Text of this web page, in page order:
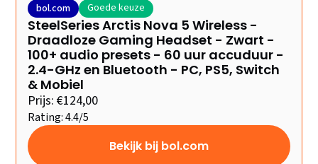
bol.com Goede keuze
SteelSeries Arctis Nova 5 Wireless -
Draadloze Gaming Headset - Zwart -
100+ audio presets - 60 uur accuduur -
2.4-GHz en Bluetooth - PC, PS5, Switch
& Mobiel
Prijs: €124,00
Rating: 4.4/5
Bekijk bij bol.com